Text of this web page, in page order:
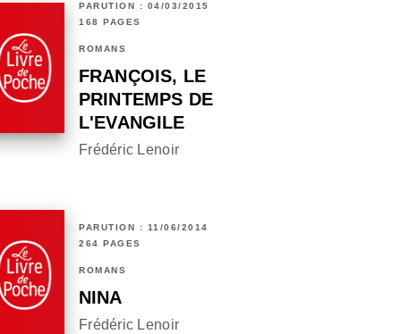
PARUTION : 04/03/2015
168 PAGES
ROMANS
FRANÇOIS, LE
PRINTEMPS DE
L'EVANGILE
Frédéric Lenoir
PARUTION : 11/06/2014
264 PAGES
ROMANS
NINA
Frédéric Lenoir